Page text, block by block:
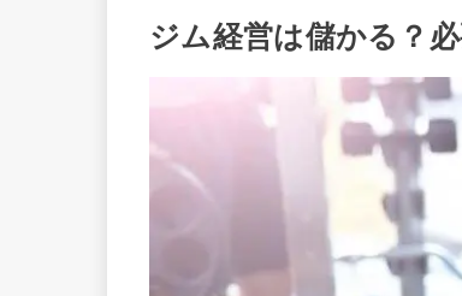
ジム経営は儲かる？